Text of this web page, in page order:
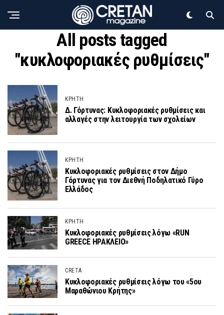
All posts tagged
"κυκλοφοριακές ρυθμίσεις"
ΚΡΗΤΗ
Δ. Γόρτυνας: Κυκλοφοριακές ρυθμίσεις και
αλλαγές στην λειτουργία των σχολείων
ΚΡΗΤΗ
Κυκλοφοριακές ρυθμίσεις στον Δήμο
Γόρτυνας για τον Διεθνή Ποδηλατικό Γύρο
Ελλάδος
ΚΡΗΤΗ
Κυκλοφοριακές ρυθμίσεις λόγω «RUN
GREECE ΗΡΑΚΛΕΙΟ»
CRETA
Κυκλοφοριακές ρυθμίσεις λόγω του «5ου
Μαραθώνιου Κρήτης»